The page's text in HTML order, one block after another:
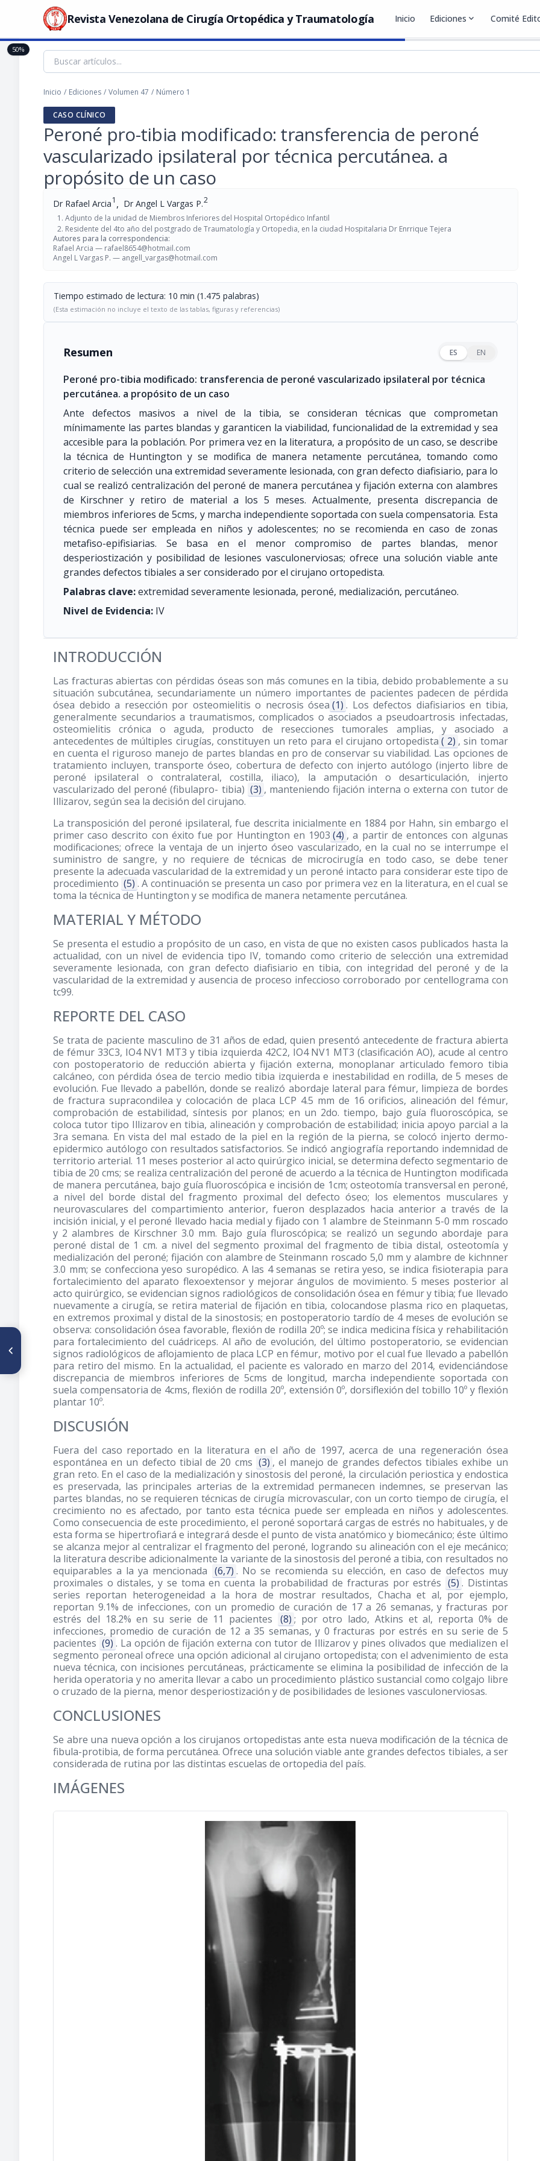
Revista Venezolana de Cirugía Ortopédica y Traumatología Inicio Ediciones expand_more Comité
Inicio / Ediciones / Volumen 47 / Número 1
CASO CLÍNICO
Peroné pro-tibia modificado: transferencia de peroné
vascularizado ipsilateral por técnica percutánea. a
propósito de un caso
Dr Rafael Arcia1 , Dr Angel L Vargas P.2
Adjunto de la unidad de Miembros Inferiores del Hospital Ortopédico Infantil
Residente del 4to año del postgrado de Traumatología y Ortopedia, en la ciudad Hospitalaria Dr Enrrique Tejera
Autores para la correspondencia:
Rafael Arcia — rafael8654@hotmail.com
Angel L Vargas P. — angell_vargas@hotmail.com
Tiempo estimado de lectura: 10 min (1.475 palabras)
(Esta estimación no incluye el texto de las tablas, figuras y referencias)
Resumen ES EN
Peroné pro-tibia modificado: transferencia de peroné vascularizado ipsilateral por técnica
percutánea. a propósito de un caso
Ante defectos masivos a nivel de la tibia, se consideran técnicas que comprometan
mínimamente las partes blandas y garanticen la viabilidad, funcionalidad de la extremidad y sea
accesible para la población. Por primera vez en la literatura, a propósito de un caso, se describe
la técnica de Huntington y se modifica de manera netamente percutánea, tomando como
criterio de selección una extremidad severamente lesionada, con gran defecto diafisiario, para lo
cual se realizó centralización del peroné de manera percutánea y fijación externa con alambres
de Kirschner y retiro de material a los 5 meses. Actualmente, presenta discrepancia de
miembros inferiores de 5cms, y marcha independiente soportada con suela compensatoria. Esta
técnica puede ser empleada en niños y adolescentes; no se recomienda en caso de zonas
metafiso-epifisiarias. Se basa en el menor compromiso de partes blandas, menor
desperiostización y posibilidad de lesiones vasculonerviosas; ofrece una solución viable ante
grandes defectos tibiales a ser considerado por el cirujano ortopedista.
Palabras clave:extremidad severamente lesionada, peroné, medialización, percutáneo.
Nivel de Evidencia: IV
INTRODUCCIÓN
Las fracturas abiertas con pérdidas óseas son más comunes en la tibia, debido probablemente a su
situación subcutánea, secundariamente un número importantes de pacientes padecen de pérdida
ósea debido a resección por osteomielitis o necrosis ósea (1) . Los defectos diafisiarios en tibia,
generalmente secundarios a traumatismos, complicados o asociados a pseudoartrosis infectadas,
osteomielitis crónica o aguda, producto de resecciones tumorales amplias, y asociado a
antecedentes de múltiples cirugías, constituyen un reto para el cirujano ortopedista ( 2) , sin tomar
en cuenta el riguroso manejo de partes blandas en pro de conservar su viabilidad. Las opciones de
tratamiento incluyen, transporte óseo, cobertura de defecto con injerto autólogo (injerto libre de
peroné ipsilateral o contralateral, costilla, iliaco), la amputación o desarticulación, injerto
vascularizado del peroné (fibulapro- tibia) (3) , manteniendo fijación interna o externa con tutor de
Illizarov, según sea la decisión del cirujano.
La transposición del peroné ipsilateral, fue descrita inicialmente en 1884 por Hahn, sin embargo el
primer caso descrito con éxito fue por Huntington en 1903 (4) , a partir de entonces con algunas
modificaciones; ofrece la ventaja de un injerto óseo vascularizado, en la cual no se interrumpe el
suministro de sangre, y no requiere de técnicas de microcirugía en todo caso, se debe tener
presente la adecuada vascularidad de la extremidad y un peroné intacto para considerar este tipo de
procedimiento (5) . A continuación se presenta un caso por primera vez en la literatura, en el cual se
toma la técnica de Huntington y se modifica de manera netamente percutánea.
MATERIAL Y MÉTODO
Se presenta el estudio a propósito de un caso, en vista de que no existen casos publicados hasta la
actualidad, con un nivel de evidencia tipo IV, tomando como criterio de selección una extremidad
severamente lesionada, con gran defecto diafisiario en tibia, con integridad del peroné y de la
vascularidad de la extremidad y ausencia de proceso infeccioso corroborado por centellograma con
tc99.
REPORTE DEL CASO
Se trata de paciente masculino de 31 años de edad, quien presentó antecedente de fractura abierta
de fémur 33C3, IO4 NV1 MT3 y tibia izquierda 42C2, IO4 NV1 MT3 (clasificación AO), acude al centro
con postoperatorio de reducción abierta y fijación externa, monoplanar articulado femoro tibia
calcáneo, con pérdida ósea de tercio medio tibia izquierda e inestabilidad en rodilla, de 5 meses de
evolución. Fue llevado a pabellón, donde se realizó abordaje lateral para fémur, limpieza de bordes
de fractura supracondilea y colocación de placa LCP 4.5 mm de 16 orificios, alineación del fémur,
comprobación de estabilidad, síntesis por planos; en un 2do. tiempo, bajo guía fluoroscópica, se
coloca tutor tipo Illizarov en tibia, alineación y comprobación de estabilidad; inicia apoyo parcial a la
3ra semana. En vista del mal estado de la piel en la región de la pierna, se colocó injerto dermo-
epidermico autólogo con resultados satisfactorios. Se indicó angiografía reportando indemnidad de
territorio arterial. 11 meses posterior al acto quirúrgico inicial, se determina defecto segmentario de
tibia de 20 cms; se realiza centralización del peroné de acuerdo a la técnica de Huntington modificada
de manera percutánea, bajo guía fluoroscópica e incisión de 1cm; osteotomía transversal en peroné,
a nivel del borde distal del fragmento proximal del defecto óseo; los elementos musculares y
neurovasculares del compartimiento anterior, fueron desplazados hacia anterior a través de la
incisión inicial, y el peroné llevado hacia medial y fijado con 1 alambre de Steinmann 5-0 mm roscado
y 2 alambres de Kirschner 3.0 mm. Bajo guía fluroscópica; se realizó un segundo abordaje para
peroné distal de 1 cm. a nivel del segmento proximal del fragmento de tibia distal, osteotomía y
medialización del peroné; fijación con alambre de Steinmann roscado 5,0 mm y alambre de kichnner
3.0 mm; se confecciona yeso suropédico. A las 4 semanas se retira yeso, se indica fisioterapia para
fortalecimiento del aparato flexoextensor y mejorar ángulos de movimiento. 5 meses posterior al
acto quirúrgico, se evidencian signos radiológicos de consolidación ósea en fémur y tibia; fue llevado
nuevamente a cirugía, se retira material de fijación en tibia, colocandose plasma rico en plaquetas,
en extremos proximal y distal de la sinostosis; en postoperatorio tardío de 4 meses de evolución se
observa: consolidación ósea favorable, flexión de rodilla 20º; se indica medicina física y rehabilitación
para fortalecimiento del cuádriceps. Al año de evolución, del último postoperatorio, se evidencian
signos radiológicos de aflojamiento de placa LCP en fémur, motivo por el cual fue llevado a pabellón
para retiro del mismo. En la actualidad, el paciente es valorado en marzo del 2014, evidenciándose
discrepancia de miembros inferiores de 5cms de longitud, marcha independiente soportada con
suela compensatoria de 4cms, flexión de rodilla 20º, extensión 0º, dorsiflexión del tobillo 10º y flexión
plantar 10º.
DISCUSIÓN
Fuera del caso reportado en la literatura en el año de 1997, acerca de una regeneración ósea
espontánea en un defecto tibial de 20 cms (3) , el manejo de grandes defectos tibiales exhibe un
gran reto. En el caso de la medialización y sinostosis del peroné, la circulación periostica y endostica
es preservada, las principales arterias de la extremidad permanecen indemnes, se preservan las
partes blandas, no se requieren técnicas de cirugía microvascular, con un corto tiempo de cirugía, el
crecimiento no es afectado, por tanto esta técnica puede ser empleada en niños y adolescentes.
Como consecuencia de este procedimiento, el peroné soportará cargas de estrés no habituales, y de
esta forma se hipertrofiará e integrará desde el punto de vista anatómico y biomecánico; éste último
se alcanza mejor al centralizar el fragmento del peroné, logrando su alineación con el eje mecánico;
la literatura describe adicionalmente la variante de la sinostosis del peroné a tibia, con resultados no
equiparables a la ya mencionada (6,7) . No se recomienda su elección, en caso de defectos muy
proximales o distales, y se toma en cuenta la probabilidad de fracturas por estrés (5) . Distintas
series reportan heterogeneidad a la hora de mostrar resultados, Chacha et al, por ejemplo,
reportan 9.1% de infecciones, con un promedio de curación de 17 a 26 semanas, y fracturas por
estrés del 18.2% en su serie de 11 pacientes
(8) ; por otro lado, Atkins et al, reporta 0% de
infecciones, promedio de curación de 12 a 35 semanas, y 0 fracturas por estrés en su serie de 5
pacientes (9) . La opción de fijación externa con tutor de Illizarov y pines olivados que medializen el
segmento peroneal ofrece una opción adicional al cirujano ortopedista; con el advenimiento de esta
nueva técnica, con incisiones percutáneas, prácticamente se elimina la posibilidad de infección de la
herida operatoria y no amerita llevar a cabo un procedimiento plástico sustancial como colgajo libre
o cruzado de la pierna, menor desperiostización y de posibilidades de lesiones vasculonerviosas.
CONCLUSIONES
Se abre una nueva opción a los cirujanos ortopedistas ante esta nueva modificación de la técnica de
fibula-protibia, de forma percutánea. Ofrece una solución viable ante grandes defectos tibiales, a ser
considerada de rutina por las distintas escuelas de ortopedia del país.
IMÁGENES
50%
ARTÍCULO ANTERIOR
Tratamiento de síndrome de
espalda fallida con nucleolisis
percutánea más bloqueo
peridural y foraminal con
ozonoterapia